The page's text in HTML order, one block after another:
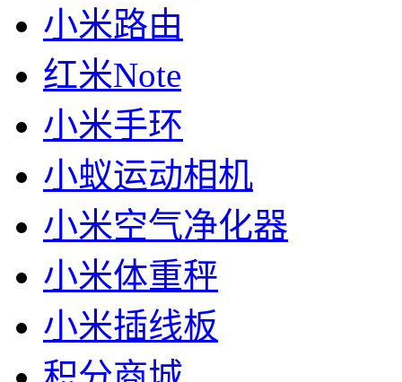
小米路由
红米Note
小米手环
小蚁运动相机
小米空气净化器
小米体重秤
小米插线板